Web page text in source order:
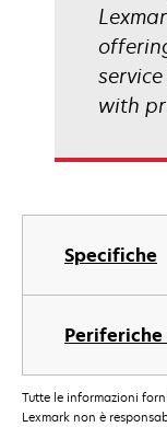
Specifiche
with
Tutte le informazioni
Lexmark non è